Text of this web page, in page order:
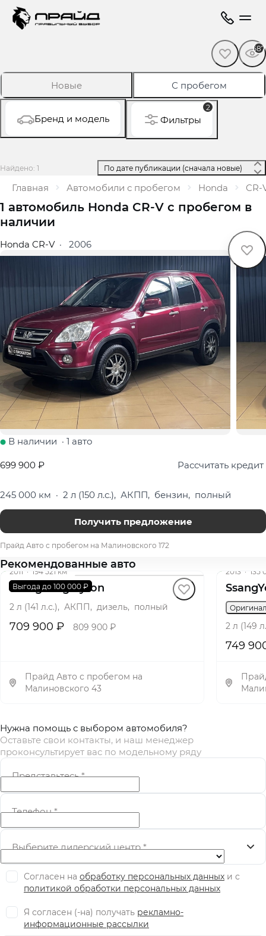
587
Новые С пробегом
Бренд и модель
2
Фильтры
Найдено: 1
Главная Автомобили с пробегом Honda
1 автомобиль Honda CR‑V с пробегом в
наличии
Honda CR-V· 2006
В наличии · 1 авто
699 900 ₽
Рассчитать кредит
245 000 км · 2 л (150 л.с.), АКПП, бензин, полный
Получить предложение
Прайд Авто с пробегом на Малиновского 172
Рекомендованные авто
Выгода до 100 000 ₽
2011 · 194 521 км
SsangYong Kyron
2 л (141 л.с.), АКПП, дизель, полный
709 900 ₽ 809 900 ₽
Прайд Авто с пробегом на
Малиновского 43
2013 · 135
2 л (149
749
Нужна помощь с выбором автомобиля?
Оставьте свои контакты, и наш менеджер
проконсультирует вас по модельному ряду
Представьтесь*
Телефон*
Выберите дилерский центр*
Согласен на обработку персональных данных и c
политикой обработки персональных данных
Я согласен (-на) получать рекламно-
информационные рассылки